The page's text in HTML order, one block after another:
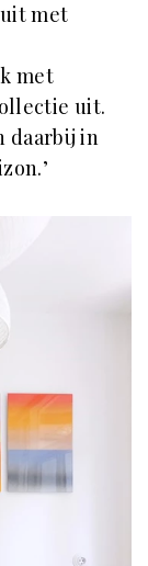
met
met
uit.
daarbij in